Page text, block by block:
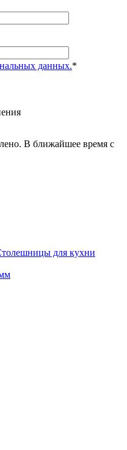
данных.*
В ближайшее время с
для кухни